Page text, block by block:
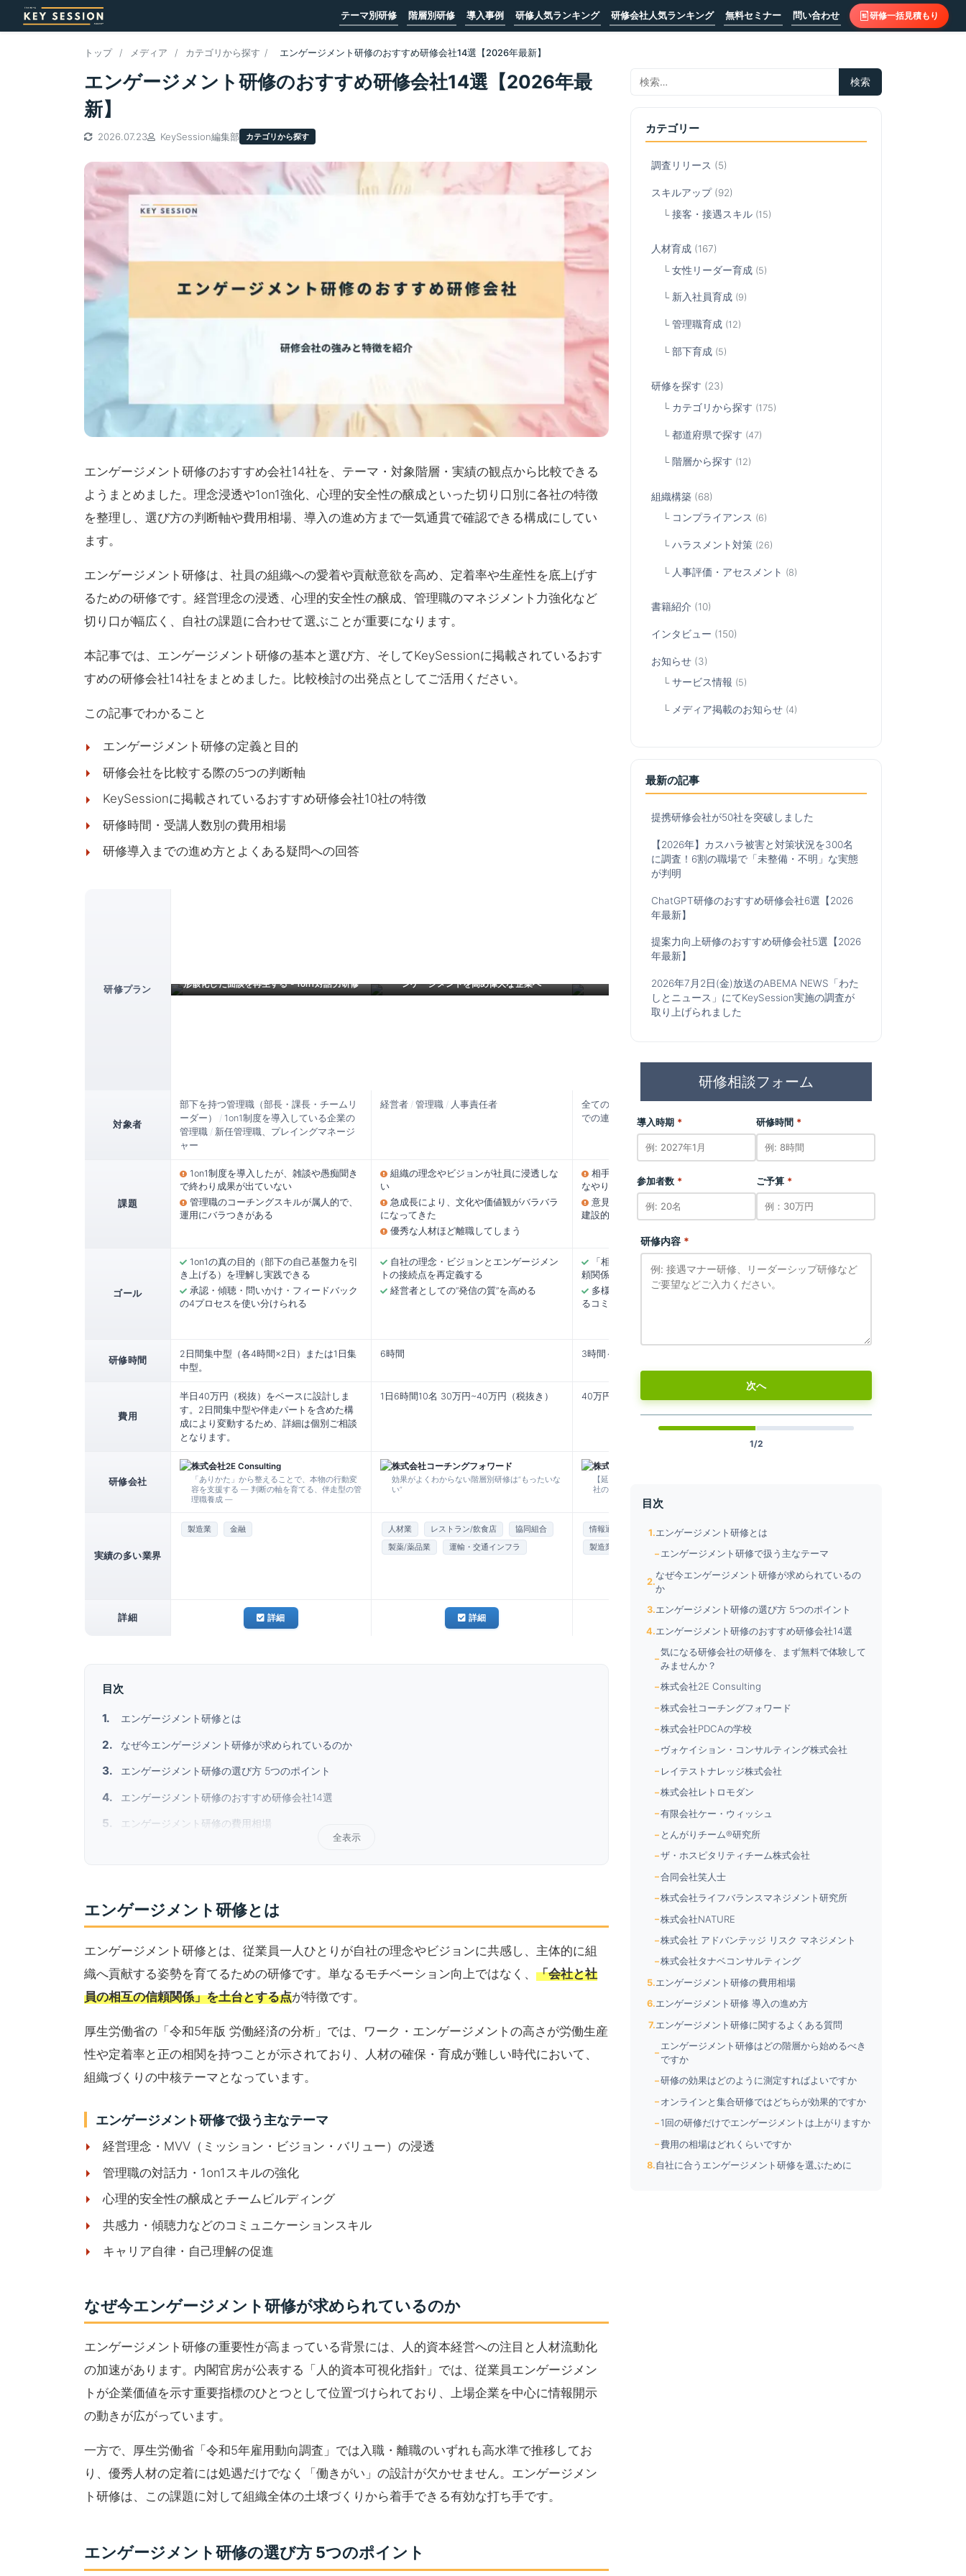
テーマ別研修 階層別研修 導入事例 研修人気ランキング 研修会社人気ランキング 無料セミナー 問い合わせ 研修一括見積もり
トップ / メディア / カテゴリから探す / エンゲージメント研修のおすすめ研修会社14選【2026年最新】
エンゲージメント研修のおすすめ研修会社14選【2026年最
新】
2026.07.23 KeySession編集部 カテゴリから探す
エンゲージメント研修のおすすめ会社14社を、テーマ・対象階層・実績の観点から比較できる
ようまとめました。理念浸透や1on1強化、心理的安全性の醸成といった切り口別に各社の特徴
を整理し、選び方の判断軸や費用相場、導入の進め方まで一気通貫で確認できる構成にしてい
ます。
エンゲージメント研修は、社員の組織への愛着や貢献意欲を高め、定着率や生産性を底上げす
るための研修です。経営理念の浸透、心理的安全性の醸成、管理職のマネジメント力強化など
切り口が幅広く、自社の課題に合わせて選ぶことが重要になります。
本記事では、エンゲージメント研修の基本と選び方、そしてKeySessionに掲載されているおす
すめの研修会社14社をまとめました。比較検討の出発点としてご活用ください。
この記事でわかること
エンゲージメント研修の定義と目的
研修会社を比較する際の5つの判断軸
KeySessionに掲載されているおすすめ研修会社10社の特徴
研修時間・受講人数別の費用相場
研修導入までの進め方とよくある疑問への回答
研修プラン 形骸化した面談を再生する - 1on1対話力研修
ンゲージメントを高め偉大な企業へ
をつなぐ力を育てる～
対象者
部下を持つ管理職（部長・課長・チームリ
ーダー）
/ 1on1制度を導入している企業の
管理職 / 新任管理職、プレイングマネージ
ャー
経営者 / 管理職 / 人事責任者 全ての実務階層（若手〜管理職） / チーム
での連携や顧客対応を担う社員
経営方針を現場に浸透させる役割を担う管
理者
導入などで想定していた成果が出ていない
企業の管理者
課題
1on1制度を導入したが、雑談や愚痴聞き
で終わり成果が出ていない
管理職のコーチングスキルが属人的で、
運用にバラつきがある
組織の理念やビジョンが社員に浸透しな
い
急成長により、文化や価値観がバラバラ
になってきた
優秀な人材ほど離職してしまう
相手の意図をくみ取らないまま、表面的
なやり取りで終わってしまう
意見の違いを「否定」と捉えてしまい、
建設的な対話が生まれない
ル対応に終始している
経営判断（戦略変更や新制度導入など）
ゴール
1on1の真の目的（部下の自己基盤力を引
き上げる）を理解し実践できる
承認・傾聴・問いかけ・フィードバック
の4プロセスを使い分けられる
自社の理念・ビジョンとエンゲージメン
トの接続点を再定義する
経営者としての“発信の質”を高める
「相手を理解する姿勢」を身につけ、信
頼関係を築く力を高める
多様な価値観を尊重し、柔軟に受け止め
るコミュニケーションを実践できる
組織を「構成する要素」で捉える【構造
的思考】を習得している
研修時間
2日間集中型（各4時間×2日）または1日集
中型。
6時間 3時間～6時間
費用
半日40万円（税抜）をベースに設計しま
す。2日間集中型や伴走パートを含めた構
成により変動するため、詳細は個別ご相談
となります。
1日6時間10名 30万円~40万円（税抜き） 40万円～ 【目安】10名まで：400,000円／日
研修会社
株式会社2E Consulting
「ありかた」から整えることで、本物の行動変
容を支援する — 判断の軸を育てる、伴走型の管
理職養成 —
株式会社コーチングフォワード
効果がよくわからない階層別研修は“もったいな
い”
株式会社PDCAの学校
【延べ３,000社の実績】実践トレーニングで御
社の生産性を向上させます
実績の多い業界
製造業 金融 人材業 レストラン/飲食店
協同組合
製薬/薬品業
運輸・交通インフラ
情報通信業（IT企業） 建築
不動産業
製造業
詳細 詳細 詳細 詳細
目次
エンゲージメント研修とは
なぜ今エンゲージメント研修が求められているのか
エンゲージメント研修の選び方 5つのポイント
エンゲージメント研修のおすすめ研修会社14選
エンゲージメント研修の費用相場
全表示
エンゲージメント研修とは
エンゲージメント研修とは、従業員一人ひとりが自社の理念やビジョンに共感し、主体的に組
織へ貢献する姿勢を育てるための研修です。単なるモチベーション向上ではなく、 「会社と社
員の相互の信頼関係」を土台とする点が特徴です。
厚生労働省の「令和5年版 労働経済の分析」では、ワーク・エンゲージメントの高さが労働生産
性や定着率と正の相関を持つことが示されており、人材の確保・育成が難しい時代において、
組織づくりの中核テーマとなっています。
エンゲージメント研修で扱う主なテーマ
経営理念・MVV（ミッション・ビジョン・バリュー）の浸透
管理職の対話力・1on1スキルの強化
心理的安全性の醸成とチームビルディング
共感力・傾聴力などのコミュニケーションスキル
キャリア自律・自己理解の促進
なぜ今エンゲージメント研修が求められているのか
エンゲージメント研修の重要性が高まっている背景には、人的資本経営への注目と人材流動化
の加速があります。内閣官房が公表する「人的資本可視化指針」では、従業員エンゲージメン
トが企業価値を示す重要指標のひとつとして位置づけられており、上場企業を中心に情報開示
の動きが広がっています。
一方で、厚生労働省「令和5年雇用動向調査」では入職・離職のいずれも高水準で推移してお
り、優秀人材の定着には処遇だけでなく「働きがい」の設計が欠かせません。エンゲージメン
ト研修は、この課題に対して組織全体の土壌づくりから着手できる有効な打ち手です。
エンゲージメント研修の選び方 5つのポイント
カテゴリー
調査リリース (5)
スキルアップ(92)
接客・接遇スキル (15)
人材育成 (167)
女性リーダー育成 (5)
新入社員育成 (9)
管理職育成 (12)
部下育成 (5)
研修を探す (23)
カテゴリから探す (175)
都道府県で探す (47)
階層から探す (12)
組織構築 (68)
コンプライアンス (6)
ハラスメント対策 (26)
人事評価・アセスメント (8)
書籍紹介 (10)
インタビュー (150)
お知らせ (3)
サービス情報 (5)
メディア掲載のお知らせ (4)
最新の記事
提携研修会社が50社を突破しました
【2026年】カスハラ被害と対策状況を300名
に調査！6割の職場で「未整備・不明」な実態
が判明
ChatGPT研修のおすすめ研修会社6選【2026
年最新】
提案力向上研修のおすすめ研修会社5選【2026
年最新】
2026年7月2日(金)放送のABEMA NEWS「わた
しとニュース」にてKeySession実施の調査が
取り上げられました
研修相談フォーム
導入時期 * 研修時間 *
参加者数 * ご予算 *
研修内容 *
次へ
1/2
目次
エンゲージメント研修とは
エンゲージメント研修で扱う主なテーマ
なぜ今エンゲージメント研修が求められているの
か
エンゲージメント研修の選び方 5つのポイント
エンゲージメント研修のおすすめ研修会社14選
気になる研修会社の研修を、まず無料で体験して
みませんか？
株式会社2E Consulting
株式会社コーチングフォワード
株式会社PDCAの学校
ヴォケイション・コンサルティング株式会社
レイテストナレッジ株式会社
株式会社レトロモダン
有限会社ケー・ウィッシュ
とんがりチーム®︎研究所
ザ・ホスピタリティチーム株式会社
合同会社笑人士
株式会社ライフバランスマネジメント研究所
株式会社NATURE
株式会社 アドバンテッジ リスク マネジメント
株式会社タナベコンサルティング
エンゲージメント研修の費用相場
エンゲージメント研修 導入の進め方
エンゲージメント研修に関するよくある質問
エンゲージメント研修はどの階層から始めるべき
ですか
研修の効果はどのように測定すればよいですか
オンラインと集合研修ではどちらが効果的ですか
1回の研修だけでエンゲージメントは上がりますか
費用の相場はどれくらいですか
自社に合うエンゲージメント研修を選ぶために